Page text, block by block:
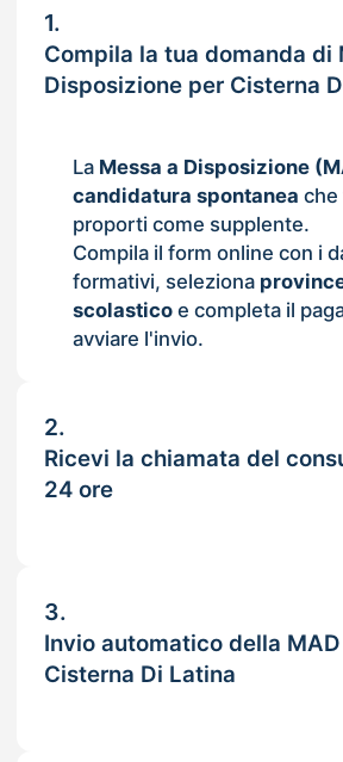
1.
Compila la tua domanda di
Disposizione per Cisterna
La Messa a Disposizione
candidatura spontanea che
proporti come supplente.
Compila il form online con i
formativi, seleziona
scolasticoe completa il
avviare l'invio.
2.
Ricevi la chiamata del
24 ore
3.
Invio automatico della
Cisterna Di Latina